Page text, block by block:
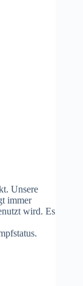
Unsere
immer
wird. Es